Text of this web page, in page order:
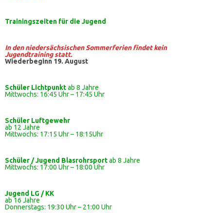
Trainingszeiten für die Jugend
In den niedersächsischen Sommerferien findet kein
Jugendtraining statt.
Wiederbeginn 19. August
Schüler Lichtpunktab 8 Jahre
Mittwochs: 16:45 Uhr – 17:45 Uhr
Schüler Luftgewehr
ab 12 Jahre
Mittwochs: 17:15 Uhr – 18:15Uhr
Schüler / Jugend Blasrohrsportab 8 Jahre
Mittwochs: 17:00 Uhr – 18:00 Uhr
Jugend LG / KK
ab 16 Jahre
Donnerstags: 19:30 Uhr – 21:00 Uhr